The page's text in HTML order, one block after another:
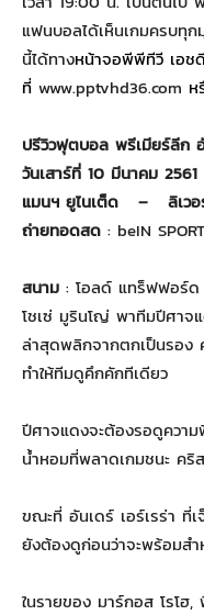
แฟนบอลได้เห็นเกมครบทุ
นี้ได้ทางหน้าจอพีพีทีวี เอช
ที่ www.pptvhd36.com ห
ปรีวิวฟุตบอล พรีเมียร์ลีก
วันเสาร์ที่ 10 มีนาคม 2561
แมนฯ ยูไนเต็ด – ลิเว
ถ่ายทอดสด : beIN
สนาม : โอลด์ แทร็ฟฟอร์ด
โชเซ่ มูรินโญ่ พาทีมปีศาจ
ล่าสุดพลิกจากตกเป็นรอง
ทำให้ทีมดูคึกคักทีเดียว
ปีศาจแดงจะต้องรอดูควา
น้ำหอมที่พลาดเกมชนะ ค
ขณะที่ อันเดร์ เอร์เรร่า ที่
ยังต้องดูก่อนว่าจะพร้อมส
ในรายของ มาร์กอส โรโฮ